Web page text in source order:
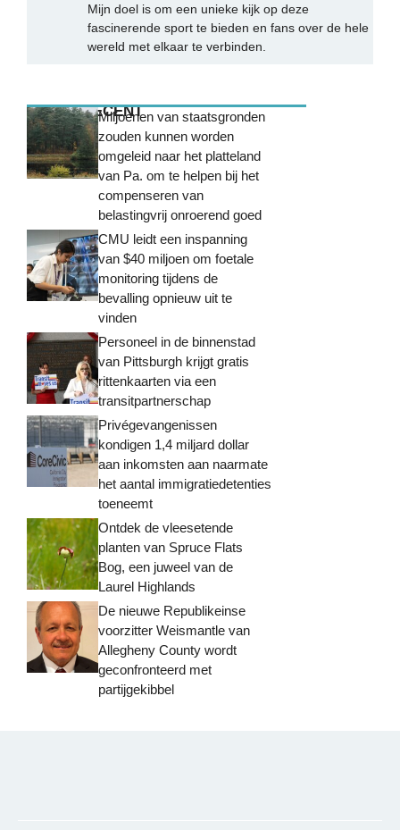
Mijn doel is om een unieke kijk op deze
fascinerende sport te bieden en fans over de hele
wereld met elkaar te verbinden.
MEEST RECENTMiljoenen van staatsgronden
zouden kunnen worden
omgeleid naar het platteland
van Pa. om te helpen bij het
compenseren van
belastingvrij onroerend goed
CMU leidt een inspanning
van $40 miljoen om foetale
monitoring tijdens de
bevalling opnieuw uit te
vinden
Personeel in de binnenstad
van Pittsburgh krijgt gratis
rittenkaarten via een
transitpartnerschap
Privégevangenissen
kondigen 1,4 miljard dollar
aan inkomsten aan naarmate
het aantal immigratiedetenties
toeneemt
Ontdek de vleesetende
planten van Spruce Flats
Bog, een juweel van de
Laurel Highlands
De nieuwe Republikeinse
voorzitter Weismantle van
Allegheny County wordt
geconfronteerd met
partijgekibbel